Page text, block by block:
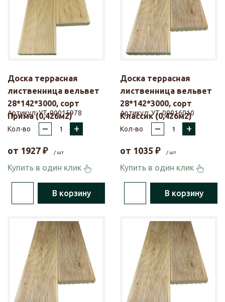
Доска террасная
лиственница вельвет
28*142*3000, сорт
Прима (0,426м2)
Артикул:УТ-00015978
Кол-во
– +
от 1927 ₽ / шт
Купить в один клик
В корзину
Доска террасная
лиственница вельвет
28*142*3000, сорт
Классик (0,426м2)
Артикул:УТ-00016010
Кол-во
– +
от 1035 ₽ / шт
Купить в один клик
В корзину